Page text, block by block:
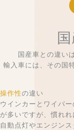
国産車との違い
輸入車には、その国
操作性の違い
ウインカーとワイパ
が多いですが、慣れ
自動点灯やエンジン